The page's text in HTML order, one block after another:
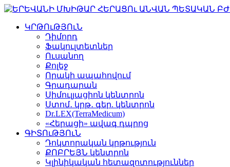
ԿՐԹՈւԹՅՈւՆ
Դիմորդ
Ֆակուլտետներ
Ուսանող
Քոլեջ
Որակի ապահովում
Գրադարան
Սիմուլյացիոն կենտրոն
Ստոմ․ կրթ․ գեր. կենտրոն
Dr.LEX(TerraMedicum)
«Հերացի» ավագ դպրոց
ԳԻՏՈւԹՅՈւՆ
Դոկտորական կրթություն
ՔՈԲՐԵՅՆ կենտրոն
Կլինիկական հետազոտություններ